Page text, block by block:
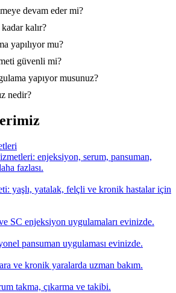
devam eder mi?
kalır?
yapılıyor mu?
güvenli mi?
yapıyor musunuz?
nedir?
enjeksiyon, serum, pansuman,
fazlası.
yaşlı, yatalak, felçli ve kronik hastalar için
SC enjeksiyon uygulamaları evinizde.
pansuman uygulaması evinizde.
ve kronik yaralarda uzman bakım.
takma, çıkarma ve takibi.